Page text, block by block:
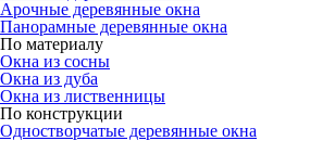
Арочные деревянные окна
Панорамные деревянные окна
По материалу
Окна из сосны
Окна из дуба
Окна из лиственницы
По конструкции
Одностворчатые деревянные окна